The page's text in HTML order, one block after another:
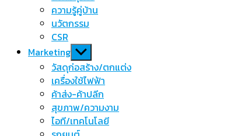
ความรู้คู่บ้าน
นวัตกรรม
CSR
Marketing Show
sub
menu
วัสดุก่อสร้าง/ตกแต่ง
เครื่องใช้ไฟฟ้า
ค้าส่ง-ค้าปลีก
สุขภาพ/ความงาม
ไอที/เทคโนโลยี